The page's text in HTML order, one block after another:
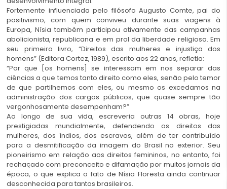
Fortemente influenciada pelo filósofo Augusto Comte, pai do
positivismo, com quem conviveu durante suas viagens à
Europa, Nísia também participou ativamente das campanhas
abolicionista, republicana e em prol da liberdade religiosa. Em
seu primeiro livro, “Direitos das mulheres e injustiça dos
homens” (Editora Cortez, 1989), escrito aos 22 anos, refletia:
“Por que [os homens] se interessam em nos separar das
ciências a que temos tanto direito como eles, senão pelo temor
de que partilhemos com eles, ou mesmo os excedamos na
administração dos cargos públicos, que quase sempre tão
vergonhosamente desempenham?”
Ao longo de sua vida, escreveria outras 14 obras, hoje
prestigiadas mundialmente, defendendo os direitos das
mulheres, dos índios, dos escravos, além de ter contribuído
para a desmitificação da imagem do Brasil no exterior. Seu
pioneirismo em relação aos direitos femininos, no entanto, foi
rechaçado com preconceito e difamação por muitos jornais da
época, o que explica o fato de Nísia Floresta ainda continuar
desconhecida para tantos brasileiros.